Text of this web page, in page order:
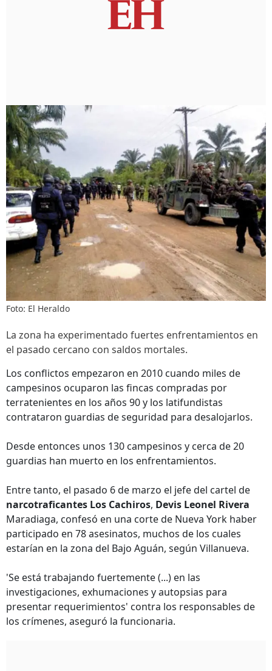
Foto: El Heraldo
La zona ha experimentado fuertes enfrentamientos en
el pasado cercano con saldos mortales.
Los conflictos empezaron en 2010 cuando miles de
campesinos ocuparon las fincas compradas por
terratenientes en los años 90 y los latifundistas
contrataron guardias de seguridad para desalojarlos.
Desde entonces unos 130 campesinos y cerca de 20
guardias han muerto en los enfrentamientos.
Entre tanto, el pasado 6 de marzo el jefe del cartel de
narcotraficantes Los Cachiros, Devis Leonel Rivera
Maradiaga, confesó en una corte de Nueva York haber
participado en 78 asesinatos, muchos de los cuales
estarían en la zona del Bajo Aguán, según Villanueva.
'Se está trabajando fuertemente (...) en las
investigaciones, exhumaciones y autopsias para
presentar requerimientos' contra los responsables de
los crímenes, aseguró la funcionaria.